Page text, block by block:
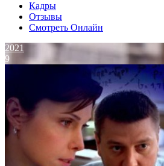
Кадры
Отзывы
Смотреть Онлайн
2021
9